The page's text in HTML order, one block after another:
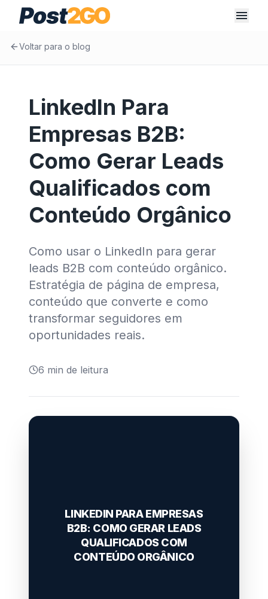
Voltar para o blog
LinkedIn Para
Empresas B2B:
Como Gerar Leads
Qualificados com
Conteúdo Orgânico
Como usar o LinkedIn para gerar
leads B2B com conteúdo orgânico.
Estratégia de página de empresa,
conteúdo que converte e como
transformar seguidores em
oportunidades reais.
6 min de leitura
LINKEDIN PARA EMPRESAS
B2B: COMO GERAR LEADS
QUALIFICADOS COM
CONTEÚDO ORGÂNICO